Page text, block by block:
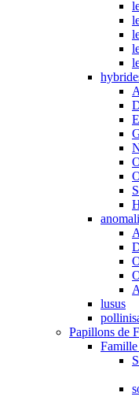
lusus
Papillons de
Famille